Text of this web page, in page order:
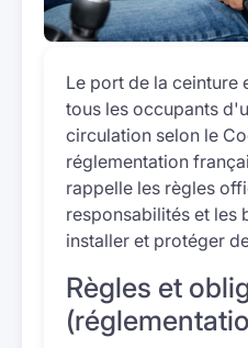
Le port de la ceinture
tous les occupants
circulation selon le
réglementation
rappelle les règles
responsabilités et les
installer et protéger
Règles et